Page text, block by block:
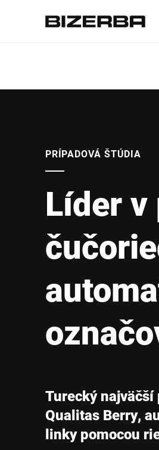
Amerika
Ázia
Austrália
PRÍPADOVÁ ŠTÚDIA
Líder
Turecký
Qualitas Berry,
linky pomocou